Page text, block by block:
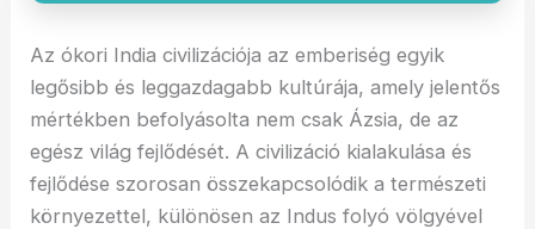
Az ókori India civilizációja az emberiség egyik
legősibb és leggazdagabb kultúrája, amely jelentős
mértékben befolyásolta nem csak Ázsia, de az
egész világ fejlődését. A civilizáció kialakulása és
fejlődése szorosan összekapcsolódik a természeti
környezettel, különösen az Indus folyó völgyével